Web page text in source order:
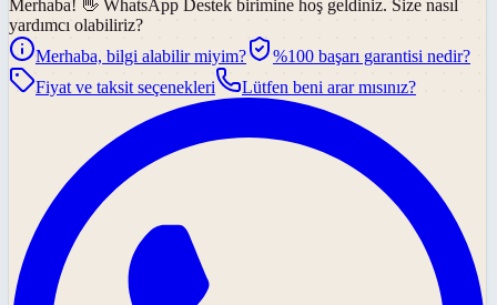
Merhaba! 👋 WhatsApp Destek birimine hoş geldiniz. Size nasıl
yardımcı olabiliriz?
Merhaba, bilgi alabilir miyim?
%100 başarı garantisi nedir?
Fiyat ve taksit seçenekleri
Lütfen beni arar mısınız?